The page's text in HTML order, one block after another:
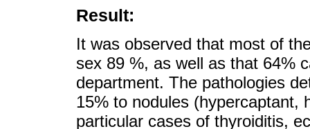
Result:
It was observed that most of
sex 89 %, as well as that 64%
department. The pathologies
15% to nodules (hypercaptant,
particular cases of thyroiditis,